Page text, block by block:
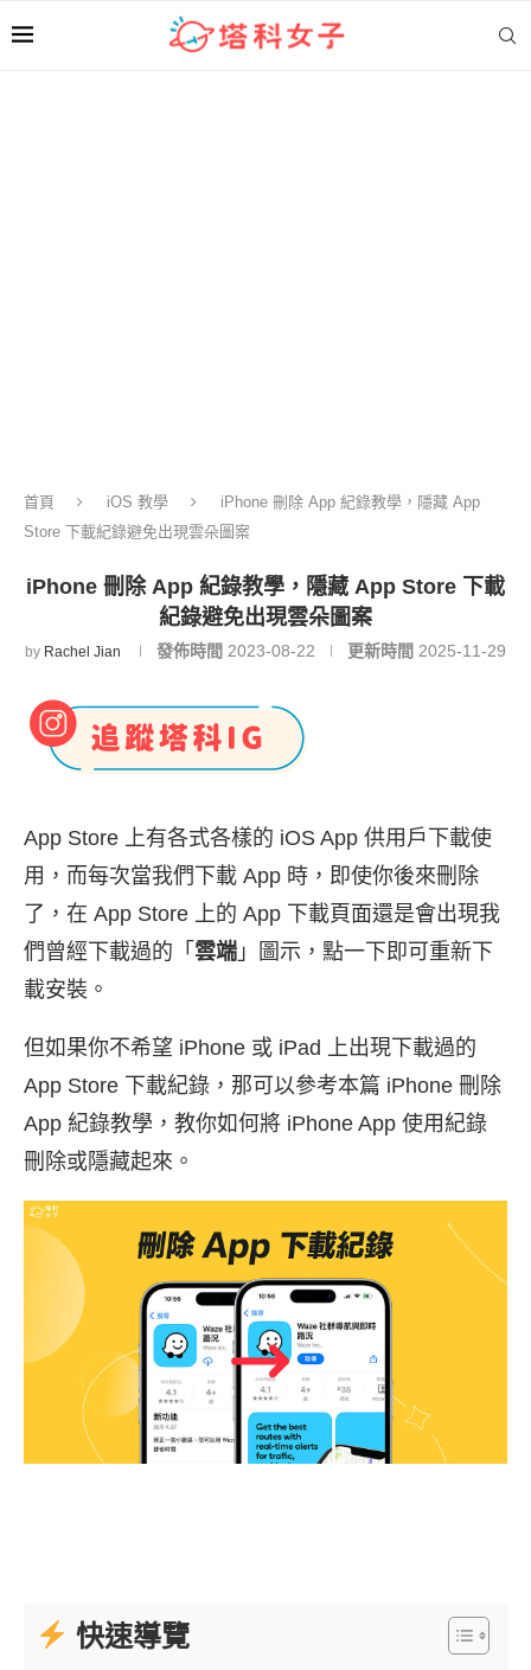
首頁 iOS 教學
iPhone 刪除 App 紀錄教學，隱藏 App
Store 下載紀錄避免出現雲朵圖案
iPhone 刪除 App 紀錄教學，隱藏 App Store 下載
紀錄避免出現雲朵圖案
by Rachel Jian 發佈時間 2023-08-22 更新時間 2025-11-29
App Store 上有各式各樣的 iOS App 供用戶下載使
用，而每次當我們下載 App 時，即使你後來刪除
了，在 App Store 上的 App 下載頁面還是會出現我
們曾經下載過的「 雲端 」圖示，點一下即可重新下
載安裝。
但如果你不希望 iPhone 或 iPad 上出現下載過的
App Store 下載紀錄，那可以參考本篇 iPhone 刪除
App 紀錄教學，教你如何將 iPhone App 使用紀錄
刪除或隱藏起來。
快速導覽